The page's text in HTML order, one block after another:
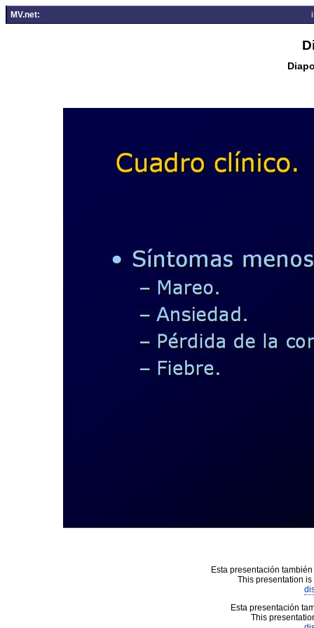
MV.net:
Esta presentación
This presentation
Esta presentación
This